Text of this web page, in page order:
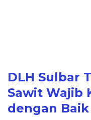
DLH Sulbar
Sawit Wajib
dengan Baik